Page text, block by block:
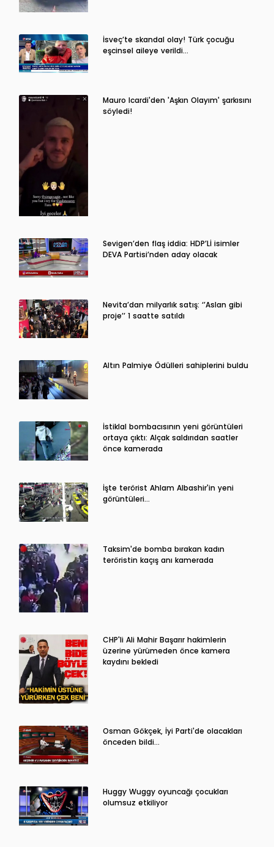
İsveç’te skandal olay! Türk çocuğu
eşcinsel aileye verildi…
Mauro Icardi'den 'Aşkın Olayım' şarkısını
söyledi!
Sevigen’den flaş iddia: HDP’Lİ isimler
DEVA Partisi’nden aday olacak
Nevita’dan milyarlık satış: ‘’Aslan gibi
proje’’ 1 saatte satıldı
Altın Palmiye Ödülleri sahiplerini buldu
İstiklal bombacısının yeni görüntüleri
ortaya çıktı: Alçak saldırıdan saatler
önce kamerada
İşte terörist Ahlam Albashir'in yeni
görüntüleri…
Taksim'de bomba bırakan kadın
teröristin kaçış anı kamerada
CHP'li Ali Mahir Başarır hakimlerin
üzerine yürümeden önce kamera
kaydını bekledi
Osman Gökçek, İyi Parti'de olacakları
önceden bildi...
Huggy Wuggy oyuncağı çocukları
olumsuz etkiliyor